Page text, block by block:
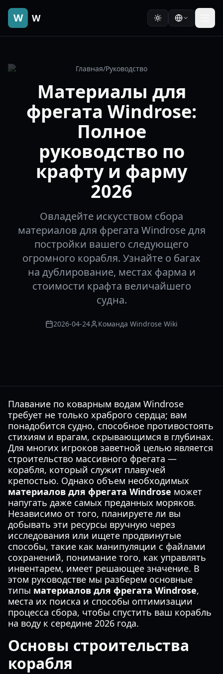
W W
Главная/Руководство
Материалы для
фрегата Windrose:
Полное
руководство по
крафту и фарму
2026
Овладейте искусством сбора
материалов для фрегата Windrose для
постройки вашего следующего
огромного корабля. Узнайте о багах
на дублирование, местах фарма и
стоимости крафта величайшего
судна.
2026-04-24 Команда Windrose Wiki
Плавание по коварным водам Windrose
требует не только храброго сердца; вам
понадобится судно, способное противостоять
стихиям и врагам, скрывающимся в глубинах.
Для многих игроков заветной целью является
строительство массивного фрегата —
корабля, который служит плавучей
крепостью. Однако объем необходимых
материалов для фрегата Windrose может
напугать даже самых преданных моряков.
Независимо от того, планируете ли вы
добывать эти ресурсы вручную через
исследования или ищете продвинутые
способы, такие как манипуляции с файлами
сохранений, понимание того, как управлять
инвентарем, имеет решающее значение. В
этом руководстве мы разберем основные
типы материалов для фрегата Windrose,
места их поиска и способы оптимизации
процесса сбора, чтобы спустить ваш корабль
на воду к середине 2026 года.
Основы строительства
корабля